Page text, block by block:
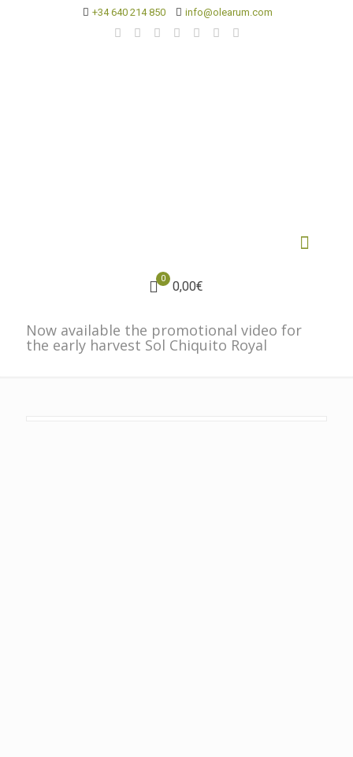
+34 640 214 850 info@olearum.com
0
0,00€
Now available the promotional video for
the early harvest Sol Chiquito Royal